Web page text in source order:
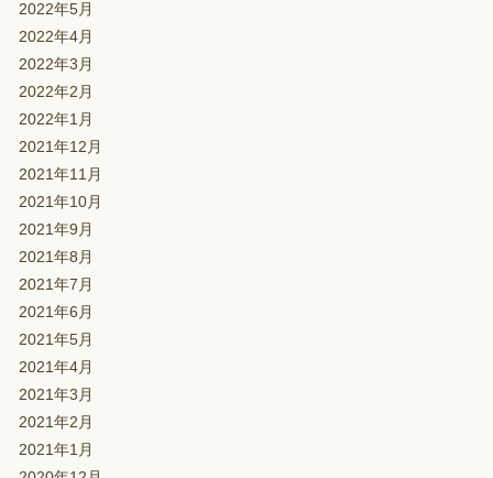
2022年5月
2022年4月
2022年3月
2022年2月
2022年1月
2021年12月
2021年11月
2021年10月
2021年9月
2021年8月
2021年7月
2021年6月
2021年5月
2021年4月
2021年3月
2021年2月
2021年1月